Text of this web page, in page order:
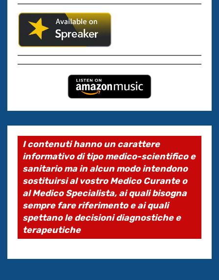
I contenuti hanno un carattere
informativo di tipo medico-scientifico e
sanitario ma in alcun modo intendono
sostituirsi al vostro Medico Curante o
al Medico Specialista, ai quali bisogna
sempre fare riferimento e ai quali
spettano le decisioni diagnostiche e
terapeutiche